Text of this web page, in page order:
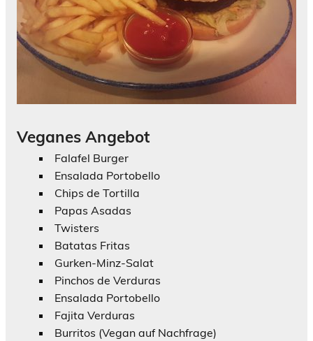
Veganes Angebot
Falafel Burger
Ensalada Portobello
Chips de Tortilla
Papas Asadas
Twisters
Batatas Fritas
Gurken-Minz-Salat
Pinchos de Verduras
Ensalada Portobello
Fajita Verduras
Burritos (Vegan auf Nachfrage)